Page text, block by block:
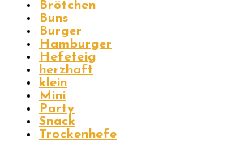
Brötchen
Buns
Burger
Hamburger
Hefeteig
herzhaft
klein
Mini
Party
Snack
Trockenhefe